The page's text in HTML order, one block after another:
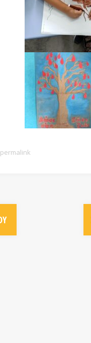
permalink